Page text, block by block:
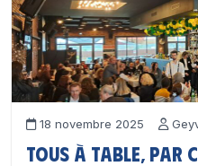
18 novembre 2025
Tous à table, par